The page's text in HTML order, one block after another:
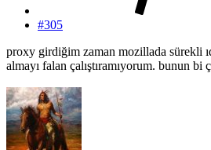
#305
proxy girdiğim zaman mozillada sürekli
almayı falan çalıştıramıyorum. bunun bi